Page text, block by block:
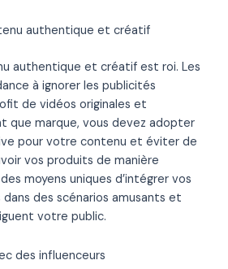
authentique et créatif
authentique et créatif est roi. Les
à ignorer les publicités
de vidéos originales et
que marque, vous devez adopter
pour votre contenu et éviter de
vos produits de manière
moyens uniques d’intégrer vos
des scénarios amusants et
votre public.
des influenceurs